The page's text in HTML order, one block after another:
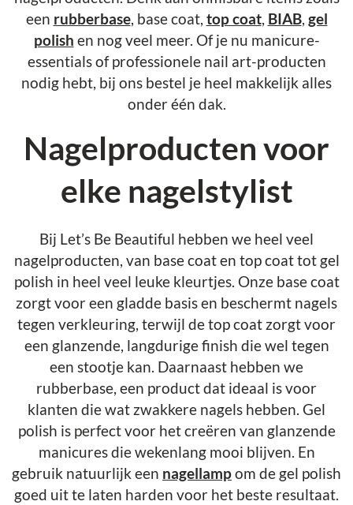
een rubberbase, base coat, top coat, BIAB, gel
polish en nog veel meer. Of je nu manicure-
essentials of professionele nail art-producten
nodig hebt, bij ons bestel je heel makkelijk alles
onder één dak.
Nagelproducten voor
elke nagelstylist
Bij Let’s Be Beautiful hebben we heel veel
nagelproducten, van base coat en top coat tot gel
polish in heel veel leuke kleurtjes. Onze base coat
zorgt voor een gladde basis en beschermt nagels
tegen verkleuring, terwijl de top coat zorgt voor
een glanzende, langdurige finish die wel tegen
een stootje kan. Daarnaast hebben we
rubberbase, een product dat ideaal is voor
klanten die wat zwakkere nagels hebben. Gel
polish is perfect voor het creëren van glanzende
manicures die wekenlang mooi blijven. En
gebruik natuurlijk een nagellampom de gel polish
goed uit te laten harden voor het beste resultaat.